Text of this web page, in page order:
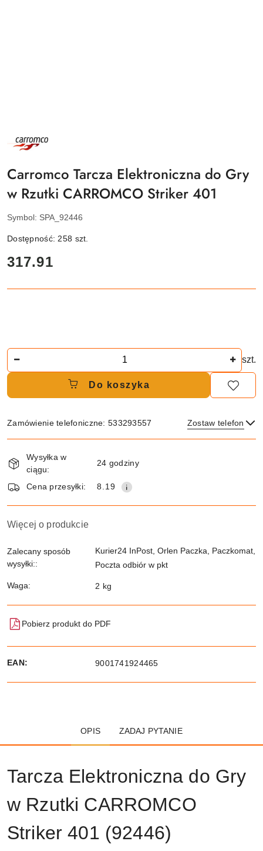
NAZWA
PRODUCENTA:
Carromco Tarcza Elektroniczna do Gry
w Rzutki CARROMCO Striker 401
Symbol: SPA_92446
Dostępność: 258 szt.
cena:
317.91
szt.
Do koszyka
Zamówienie telefoniczne: 533293557 Zostaw telefon
Dostępność
i
dostawa
Wysyłka w
ciągu:
24 godziny
Cena przesyłki: 8.19
Więcej o produkcie
Zalecany sposób
wysyłki::
Kurier24 InPost, Orlen Paczka, Paczkomat,
Poczta odbiór w pkt
Waga: 2 kg
Pobierz produkt do PDF
EAN: 9001741924465
OPIS ZADAJ PYTANIE
Tarcza Elektroniczna do Gry
w Rzutki CARROMCO
Striker 401 (92446)